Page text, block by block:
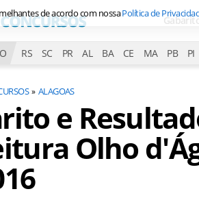
RS SC PR AL BA CE MA PB PI
ALAGOAS
e
Olho
de acordo com nossaPolítica de